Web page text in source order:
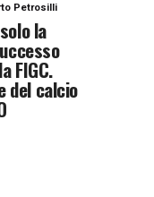
Petrosilli
la
FIGC.
del calcio